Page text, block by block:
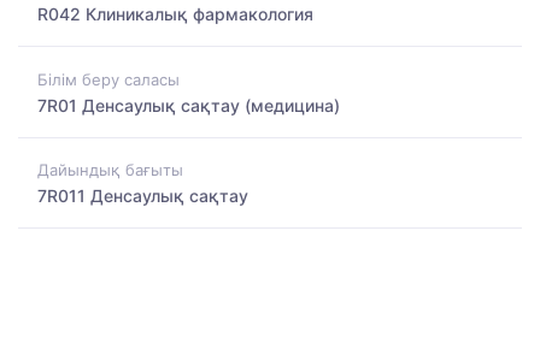
R042 Клиникалық фармакология
Білім беру саласы
7R01 Денсаулық сақтау (медицина)
Дайындық бағыты
7R011 Денсаулық сақтау